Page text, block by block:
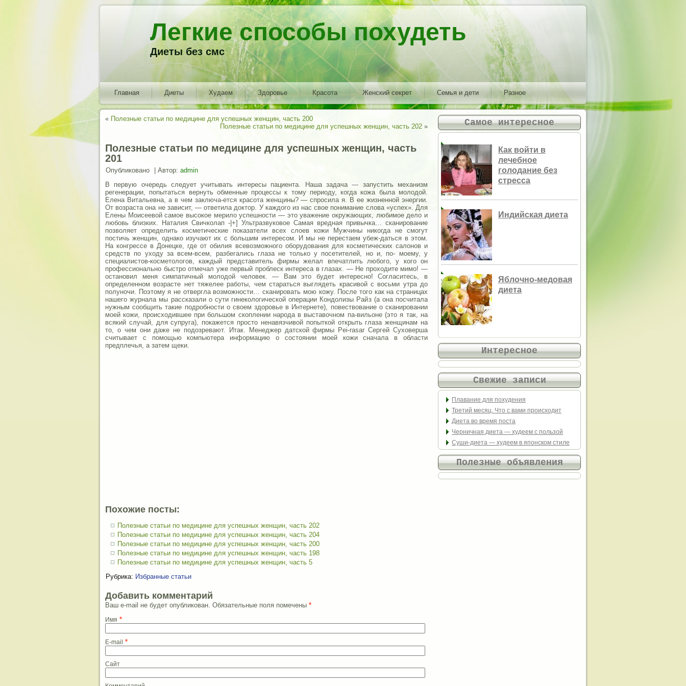
Легкие способы похудеть
Диеты без смс
Главная Диеты Худаем Здоровье Красота Женский секрет Семья и дети Разное
« Полезные статьи по медицине для успешных женщин, часть 200
Полезные статьи по медицине для успешных женщин, часть 202 »
Полезные статьи по медицине для успешных женщин, часть
201
Опубликовано Автор: admin
В первую очередь следует учитывать интересы пациента. Наша задача — запустить механизм
регенерации, попытаться вернуть обменные процессы к тому периоду, когда кожа была молодой.
Елена Витальевна, а в чем заключа-ется красота женщины? — спросила я. В ее жизненной энергии.
От возраста она не зависит, — ответила доктор. У каждого из нас свое понимание слова «успех». Для
Елены Моисеевой самое высокое мерило успешности — это уважение окружающих, любимое дело и
любовь близких. Наталия Свичколап -|+] Ультразвуковое Самая вредная привычка… сканирование
позволяет определить косметические показатели всех слоев кожи Мужчины никогда не смогут
постичь женщин, однако изучают их с большим интересом. И мы не перестаем убеж-даться в этом.
На конгрессе в Донецке, где от обилия всевозможного оборудования для косметических салонов и
средств по уходу за всем-всем, разбегались глаза не только у посетителей, но и, по- моему, у
специалистов-косметологов, каждый представитель фирмы желал впечатлить любого, у кого он
профессионально быстро отмечал уже первый проблеск интереса в глазах. — Не проходите мимо! —
остановил меня симпатичный молодой человек. — Вам это будет интересно! Согласитесь, в
определенном возрасте нет тяжелее работы, чем стараться выглядеть красивой с восьми утра до
полуночи. Поэтому я не отвергла возможности… сканировать мою кожу. После того как на страницах
нашего журнала мы рассказали о сути гинекологической операции Кондолизы Райз (а она посчитала
нужным сообщить такие подробности о своем здоровье в Интернете), повествование о сканировании
моей кожи, происходившее при большом скоплении народа в выставочном па-вильоне (это я так, на
всякий случай, для супруга), покажется просто ненавязчивой попыткой открыть глаза женщинам на
то, о чем они даже не подозревают. Итак. Менеджер датской фирмы Pei-rasar Сергей Суховерша
считывает с помощью компьютера информацию о состоянии моей кожи сначала в области
предплечья, а затем щеки.
Похожие посты:
Полезные статьи по медицине для успешных женщин, часть 202
Полезные статьи по медицине для успешных женщин, часть 204
Полезные статьи по медицине для успешных женщин, часть 200
Полезные статьи по медицине для успешных женщин, часть 198
Полезные статьи по медицине для успешных женщин, часть 5
Рубрика: Избранные статьи
Добавить комментарий
Ваш e-mail не будет опубликован. Обязательные поля помечены *
Имя *
E-mail *
Сайт
Самое интересное
Как войти в
лечебное
голодание без
стресса
Индийская диета
Яблочно-медовая
диета
Интересное
Свежие записи
Плавание для похудения
Третий месяц. Что с вами происходит
Диета во время поста
Черничная диета — худеем с пользой
Суши-диета — худеем в японском стиле
Полезные объявления